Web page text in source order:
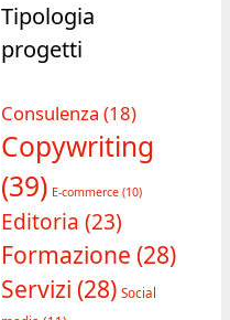
Tipologia
progetti
Consulenza (18)
Copywriting
(39) E-commerce (10)
Editoria (23)
Formazione (28)
Servizi (28) Social